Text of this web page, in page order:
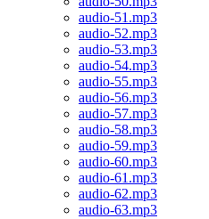
audio-51.mp3
audio-52.mp3
audio-53.mp3
audio-54.mp3
audio-55.mp3
audio-56.mp3
audio-57.mp3
audio-58.mp3
audio-59.mp3
audio-60.mp3
audio-61.mp3
audio-62.mp3
audio-63.mp3